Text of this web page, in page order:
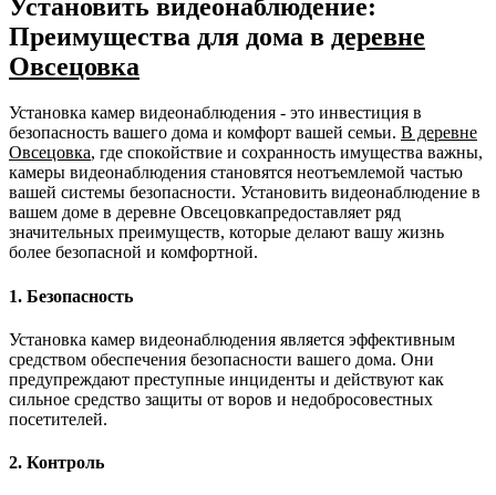
Установить видеонаблюдение:
Преимущества для дома в деревне
Овсецовка
Установка камер видеонаблюдения - это инвестиция в
безопасность вашего дома и комфорт вашей семьи. В деревне
Овсецовка, где спокойствие и сохранность имущества важны,
камеры видеонаблюдения становятся неотъемлемой частью
вашей системы безопасности. Установить видеонаблюдение в
вашем доме в деревне Овсецовкапредоставляет ряд
значительных преимуществ, которые делают вашу жизнь
более безопасной и комфортной.
1. Безопасность
Установка камер видеонаблюдения является эффективным
средством обеспечения безопасности вашего дома. Они
предупреждают преступные инциденты и действуют как
сильное средство защиты от воров и недобросовестных
посетителей.
2. Контроль